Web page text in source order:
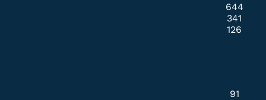
644
341
126
91